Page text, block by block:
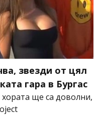
звезди от цял
гара в Бургас
ще са доволни,